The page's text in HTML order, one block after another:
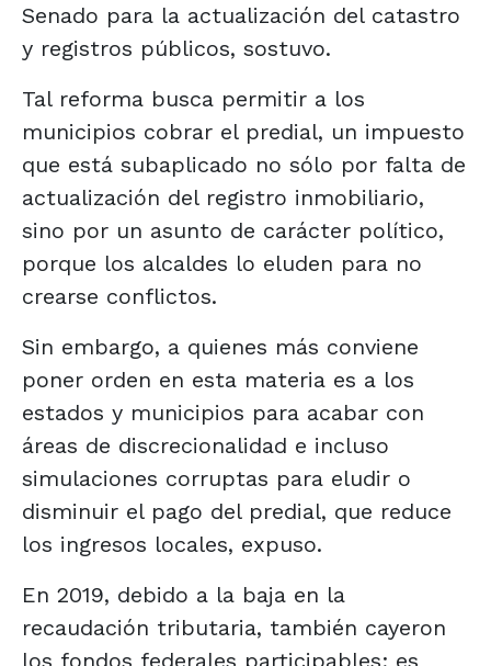
Senado para la actualización del catastro
y registros públicos, sostuvo.
Tal reforma busca permitir a los
municipios cobrar el predial, un impuesto
que está subaplicado no sólo por falta de
actualización del registro inmobiliario,
sino por un asunto de carácter político,
porque los alcaldes lo eluden para no
crearse conflictos.
Sin embargo, a quienes más conviene
poner orden en esta materia es a los
estados y municipios para acabar con
áreas de discrecionalidad e incluso
simulaciones corruptas para eludir o
disminuir el pago del predial, que reduce
los ingresos locales, expuso.
En 2019, debido a la baja en la
recaudación tributaria, también cayeron
los fondos federales participables; es